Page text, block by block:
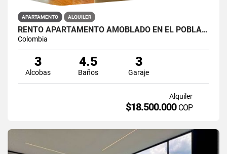
APARTAMENTO ALQUILER
RENTO APARTAMENTO AMOBLADO EN EL POBLADO
Colombia
3
Alcobas
4.5
Baños
3
Garaje
Alquiler
$18.500.000 COP